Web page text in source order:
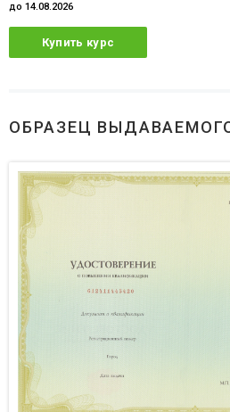
до 14.08.2026
Купить курс
ОБРАЗЕЦ